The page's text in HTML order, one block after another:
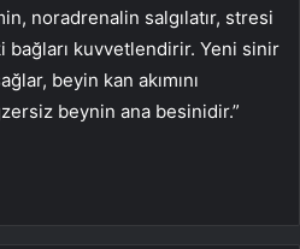
noradrenalin salgılatır, stresi
bağları kuvvetlendirir. Yeni sinir
beyin kan akımını
beynin ana besinidir.”